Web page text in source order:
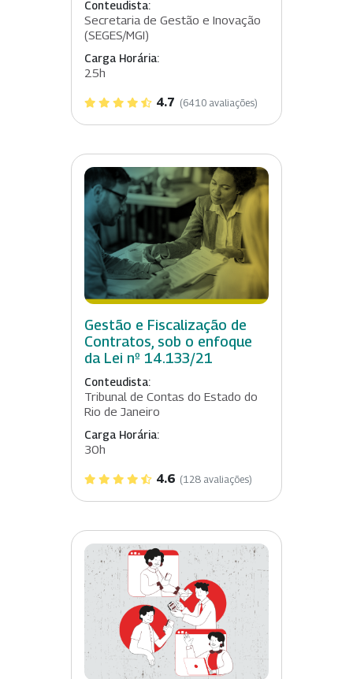
Conteudista:
Secretaria de Gestão e Inovação
(SEGES/MGI)
Carga Horária:
25h
4.7 (6410 avaliações)
Gestão e Fiscalização de
Contratos, sob o enfoque
da Lei nº 14.133/21
Conteudista:
Tribunal de Contas do Estado do
Rio de Janeiro
Carga Horária:
30h
4.6 (128 avaliações)